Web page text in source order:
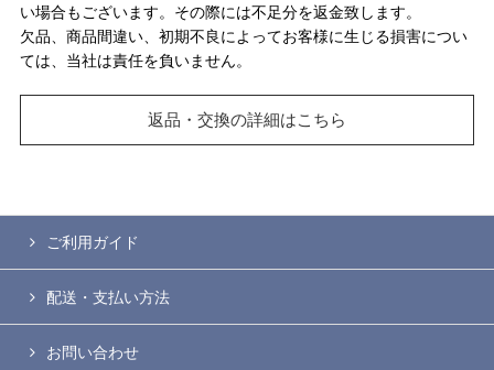
い場合もございます。その際には不足分を返金致します。
欠品、商品間違い、初期不良によってお客様に生じる損害につい
ては、当社は責任を負いません。
返品・交換の詳細はこちら
ご利用ガイド
配送・支払い方法
お問い合わせ